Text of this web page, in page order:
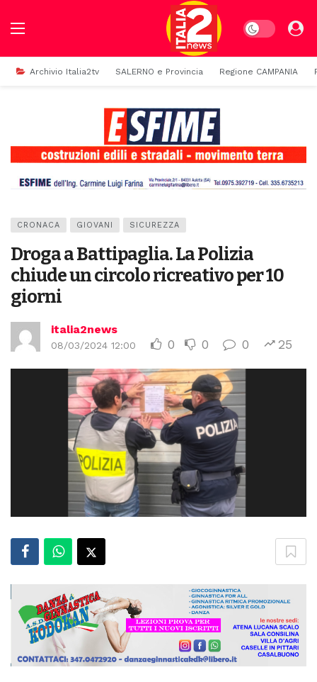
Dark mode
Archivio Italia2tv SALERNO e Provincia Regione CAMPANIA
CRONACA GIOVANI SICUREZZA
Droga a Battipaglia. La Polizia
chiude un circolo ricreativo per 10
giorni
italia2news
08/03/2024 12:00 0 0 0 25